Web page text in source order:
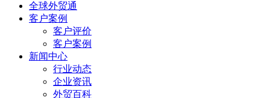
全球外贸通
客户案例
客户评价
客户案例
新闻中心
行业动态
企业资讯
外贸百科